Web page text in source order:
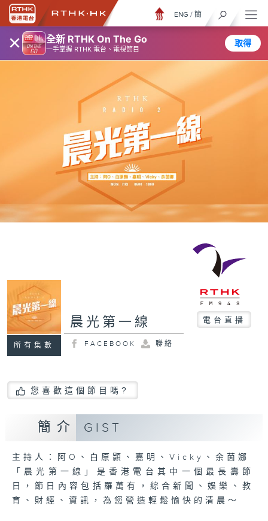
× 全新 RTHK On The Go
一手掌握 RTHK 電台、電視節目
取得
ENG / 簡
所有集數
晨光第一線 電台直播
FACEBOOK 聯絡
您喜歡這個節目嗎?
簡介 GIST
主持人：阿O、白原顥、嘉明、Vicky、余茵娜
「晨光第一線」是香港電台其中一個最長壽節
日，節日內容包括羅萬有，綜合新聞、娛樂、教
育、財經、資訊，為您營造輕鬆愉快的清晨～